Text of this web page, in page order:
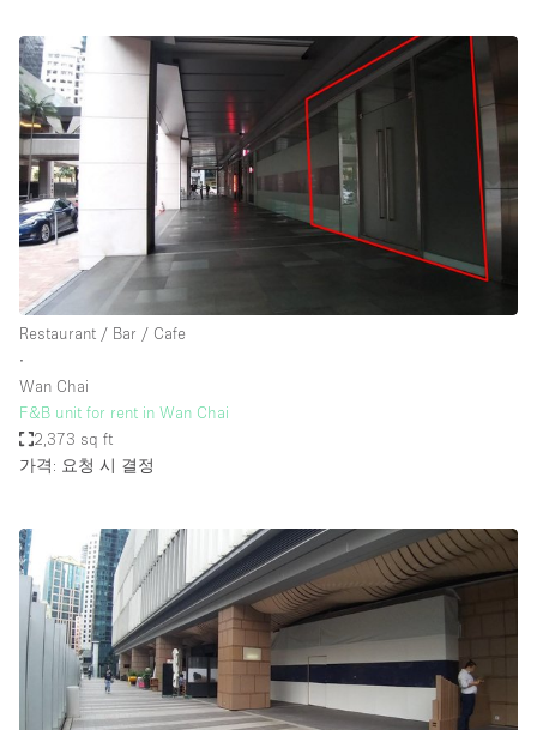
Restaurant / Bar / Cafe
∙
Wan Chai
F&B unit for rent in Wan Chai
2,373 sq ft
가격: 요청 시 결정